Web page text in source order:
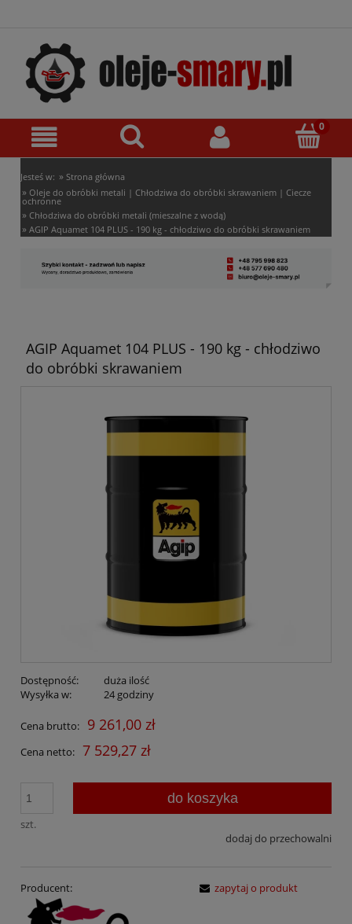
Jesteś w: » Strona główna
» Oleje do obróbki metali | Chłodziwa do obróbki skrawaniem | Ciecze
ochronne
» Chłodziwa do obróbki metali (mieszalne z wodą)
» AGIP Aquamet 104 PLUS - 190 kg - chłodziwo do obróbki skrawaniem
AGIP Aquamet 104 PLUS - 190 kg - chłodziwo
do obróbki skrawaniem
Dostępność:
duża ilość
Wysyłka w:
24 godziny
Cena brutto: 9 261,00 zł
Cena netto: 7 529,27 zł
szt.
do koszyka
dodaj do przechowalni
Producent: zapytaj o produkt